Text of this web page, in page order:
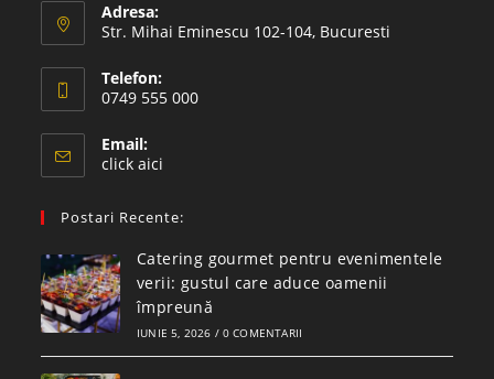
Adresa:
Str. Mihai Eminescu 102-104, Bucuresti
Telefon:
0749 555 000
Email:
click aici
Postari Recente:
Catering gourmet pentru evenimentele
verii: gustul care aduce oamenii
împreună
IUNIE 5, 2026 / 0 COMENTARII